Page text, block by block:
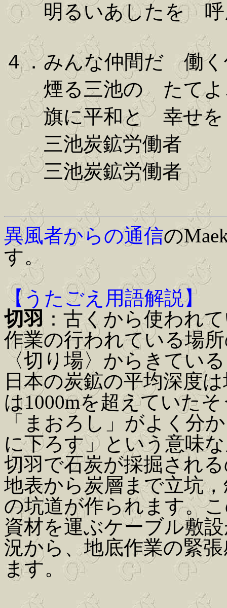
明るいあしたを 呼
４．みんな仲間だ 働く
煙る三池の たてよ
旗に平和と 幸せを
三池炭鉱労働者
三池炭鉱労働者
異風者からの通信の
す。
【うたごえ用語解説】
切羽：古くから使われ
作業の行われている場
〈切り場〉からきてい
日本の炭鉱の平均深度
は1000mを超えていた
「まおろし」がよく分
に下ろす」という意味
切羽で石炭が採掘され
地表から炭層まで立坑
の坑道が作られます。
資材を運ぶケーブル敷
況から、地底作業の緊
ます。